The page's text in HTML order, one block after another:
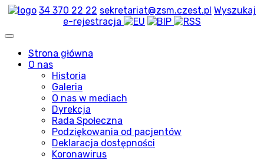
34 370 22 22 sekretariat@zsm.czest.pl Wyszukaj
e-rejestracja
Strona główna
O nas
Historia
Galeria
O nas w mediach
Dyrekcja
Rada Społeczna
Podziękowania od pacjentów
Deklaracja dostępności
Koronawirus